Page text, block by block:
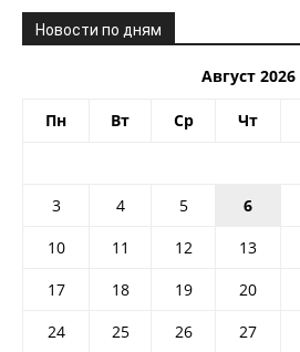
Новости по дням
Август 2026
Пн Вт Ср Чт
3
4 5 6
10
11 12 13
17
18 19 20
24
25 26 27